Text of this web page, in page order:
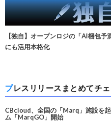
【独自】オープンロジの「AI梱包
にも活用本格化
プレスリリースまとめてチ
CBcloud、全国の「Marq」施設を
ム「MarqGO」開始